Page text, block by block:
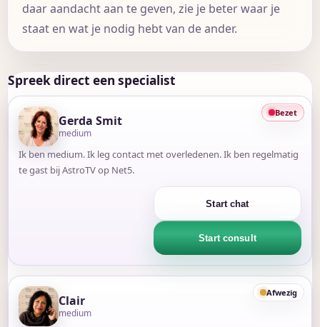
daar aandacht aan te geven, zie je beter waar je
staat en wat je nodig hebt van de ander.
Spreek direct een specialist
Bezet
Gerda Smit
medium
Ik ben medium. Ik leg contact met overledenen. Ik ben regelmatig
te gast bij AstroTV op Net5.
Start chat
Start consult
Afwezig
Clair
medium